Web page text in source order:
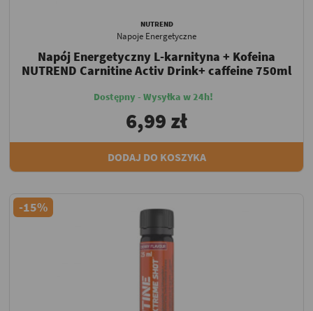
NUTREND
Napoje Energetyczne
Napój Energetyczny L-karnityna + Kofeina
NUTREND Carnitine Activ Drink+ caffeine 750ml
Dostępny - Wysyłka w 24h!
6,99 zł
DODAJ DO KOSZYKA
-15%